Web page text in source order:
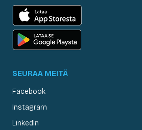
SEURAA MEITÄ
Facebook
Instagram
LinkedIn